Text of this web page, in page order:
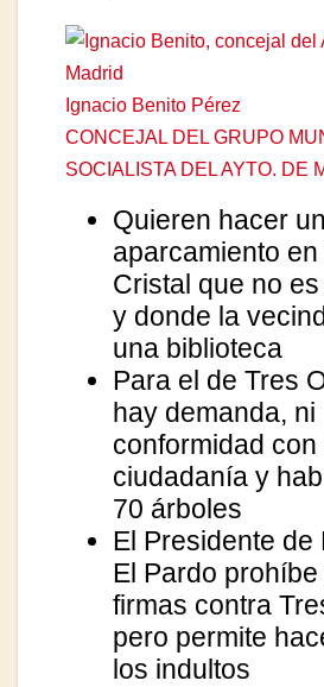
Ignacio Benito Pérez
CONCEJAL DEL GRUPO
SOCIALISTA DEL AYTO. DE
Quieren hacer un
aparcamiento
Cristal que no
y donde la
una biblioteca
Para el de Tres
hay demanda, ni
conformidad con
ciudadanía y
70 árboles
El Presidente de
El Pardo
firmas contra
pero permite
los indultos